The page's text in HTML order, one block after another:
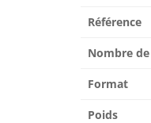
Référence
Nombre
Format
Poids